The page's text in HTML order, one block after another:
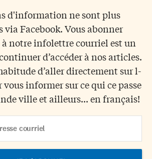
d'information ne sont plus
via Facebook. Vous abonner
notre infolettre courriel est un
d’accéder à nos articles.
d’aller directement sur l-
vous informer sur ce qui ce passe
ville et ailleurs... en français!